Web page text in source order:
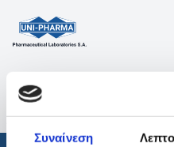
Συναίνεση
ΠΡΟΪΟΝΤΑ
ΑΠΟΤΕΛΕΣΜΑΤΑ